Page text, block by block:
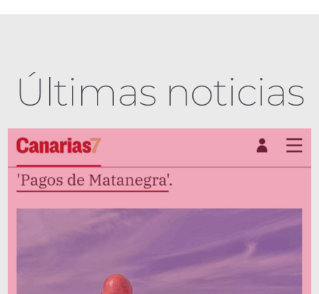
Últimas noticias